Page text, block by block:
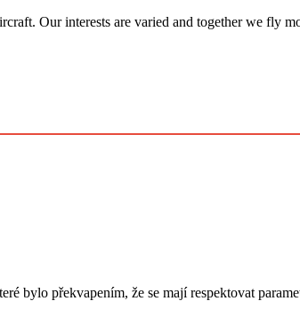
Our interests are varied and together we fly
bylo překvapením, že se mají respektovat